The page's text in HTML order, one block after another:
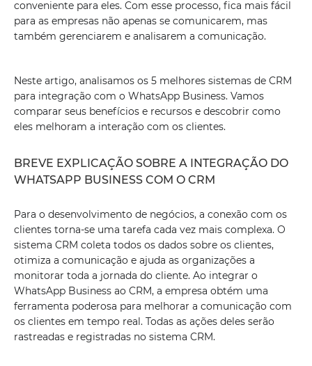
conveniente para eles. Com esse processo, fica mais fácil
para as empresas não apenas se comunicarem, mas
também gerenciarem e analisarem a comunicação.
Neste artigo, analisamos os 5 melhores sistemas de CRM
para integração com o WhatsApp Business. Vamos
comparar seus benefícios e recursos e descobrir como
eles melhoram a interação com os clientes.
BREVE EXPLICAÇÃO SOBRE A INTEGRAÇÃO DO
WHATSAPP BUSINESS COM O CRM
Para o desenvolvimento de negócios, a conexão com os
clientes torna-se uma tarefa cada vez mais complexa. O
sistema CRM coleta todos os dados sobre os clientes,
otimiza a comunicação e ajuda as organizações a
monitorar toda a jornada do cliente. Ao integrar o
WhatsApp Business ao CRM, a empresa obtém uma
ferramenta poderosa para melhorar a comunicação com
os clientes em tempo real. Todas as ações deles serão
rastreadas e registradas no sistema CRM.